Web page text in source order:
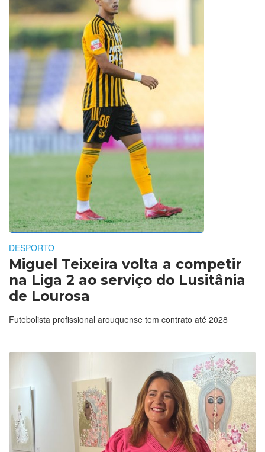
DESPORTO
Miguel Teixeira volta a competir
na Liga 2 ao serviço do Lusitânia
de Lourosa
Futebolista profissional arouquense tem contrato até 2028